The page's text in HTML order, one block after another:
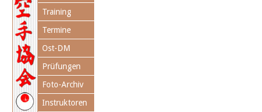
Training
Termine
Ost-DM
Prüfungen
Foto-Archiv
Instruktoren